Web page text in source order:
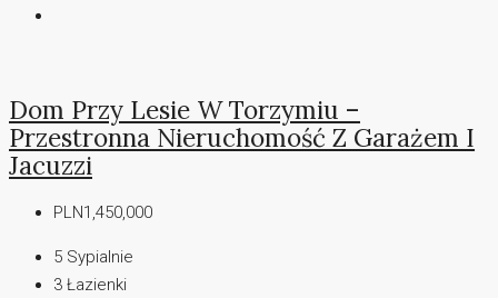
Dom Przy Lesie W Torzymiu –
Przestronna Nieruchomość Z Garażem I
Jacuzzi
PLN1,450,000
5 Sypialnie
3 Łazienki